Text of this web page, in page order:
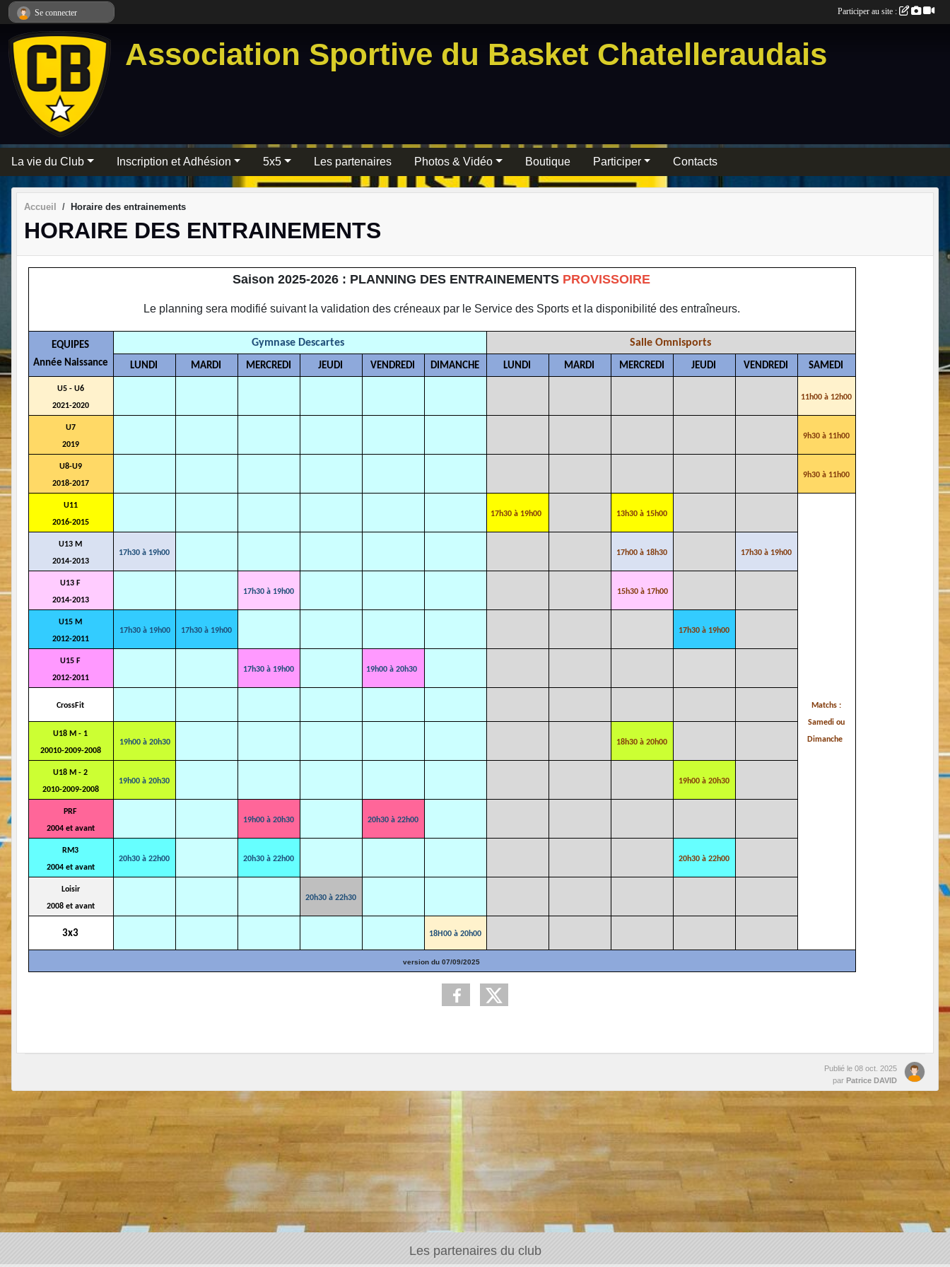
Association Sportive du Basket Chatelleraudais
La vie du Club Inscription et Adhésion 5x5 Les partenaires Photos & Vidéo Boutique Participer Contacts
Accueil Horaire des entrainements
HORAIRE DES ENTRAINEMENTS
Saison 2025-2026 : PLANNING DES ENTRAINEMENTS PROVISSOIRE
Le planning sera modifié suivant la validation des créneaux par le Service des Sports et la disponibilité des entraîneurs.
EQUIPES
Année Naissance
Gymnase Descartes Salle Omnisports
LUNDI MARDI MERCREDI JEUDI VENDREDI DIMANCHE LUNDI MARDI MERCREDI JEUDI VENDREDI SAMEDI
U5 - U6
2021-2020
11h00 à 12h00
U7
2019
9h30 à 11h00
U8-U9
2018-2017
9h30 à 11h00
U11
2016-2015
17h30 à 19h00 13h30 à 15h00
Matchs :
Samedi ou
Dimanche
U13 M
2014-2013
17h30 à 19h00 17h00 à 18h30 17h30 à 19h00
U13 F
2014-2013
17h30 à 19h00 15h30 à 17h00
U15 M
2012-2011
17h30 à 19h00 17h30 à 19h00 17h30 à 19h00
U15 F
2012-2011
17h30 à 19h00 19h00 à 20h30
CrossFit
U18 M - 1
20010-2009-2008
19h00 à 20h30 18h30 à 20h00
U18 M - 2
2010-2009-2008
19h00 à 20h30 19h00 à 20h30
PRF
2004 et avant
19h00 à 20h30 20h30 à 22h00
RM3
2004 et avant
20h30 à 22h00 20h30 à 22h00 20h30 à 22h00
Loisir
2008 et avant
20h30 à 22h30
3x3 18H00 à 20h00
version du 07/09/2025
Publié le 08 oct. 2025
par Patrice DAVID
Les partenaires du club
Se connecter Participer au site :
Panneau de gestion des cookies